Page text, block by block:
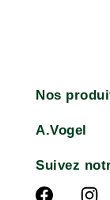
Nos
A.Vogel
Suivez